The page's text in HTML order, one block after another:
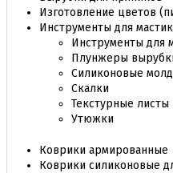
Изготовление цветов
Инструменты для
Инструменты для
Плунжеры
Силиконовые
Скалки
Текстурные
Утюжки
Коврики армированные
Коврики силиконовые